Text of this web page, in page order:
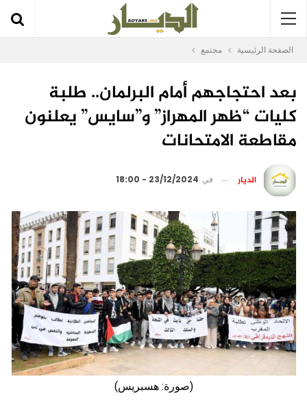
الصفحة الرئيسية مجتمع
بعد احتجاجهم أمام البرلمان.. طلبة
كليات “ظهر المهراز” و”سايس” يعلنون
مقاطعة الامتحانات
الديار في 23/12/2024 - 18:00
(صورة: هسبريس)